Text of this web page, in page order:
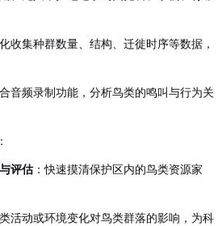
化收集种群数量、结构、迁徙时序等数据，
合音频录制功能，分析鸟类的鸣叫与行为关
：
评估：快速摸清保护区内的鸟类资源家
类活动或环境变化对鸟类群落的影响，为科